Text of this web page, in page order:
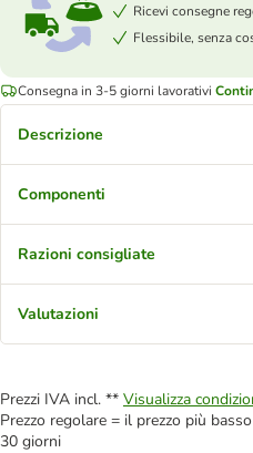
Ricevi consegne
Flessibile, senza
Consegna in 3-5 giorni lavorativi
Descrizione
Componenti
Razioni consigliate
Valutazioni
Prezzi IVA incl. ** Visualizza
Prezzo regolare = il prezzo più
30 giorni